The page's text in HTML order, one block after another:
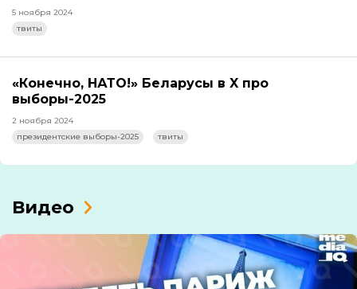
5 ноября 2024
твиты
«Конечно, НАТО!» Беларусы в X про
выборы-2025
2 ноября 2024
президентские выборы-2025
твиты
Видео